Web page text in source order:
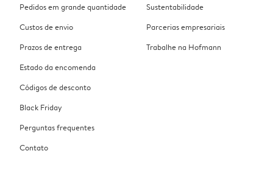
Pedidos em grande quantidade
Custos de envio
Prazos de entrega
Estado da encomenda
Códigos de desconto
Black Friday
Perguntas frequentes
Contato
Sustentabilidade
Parcerias empresariais
Trabalhe na Hofmann